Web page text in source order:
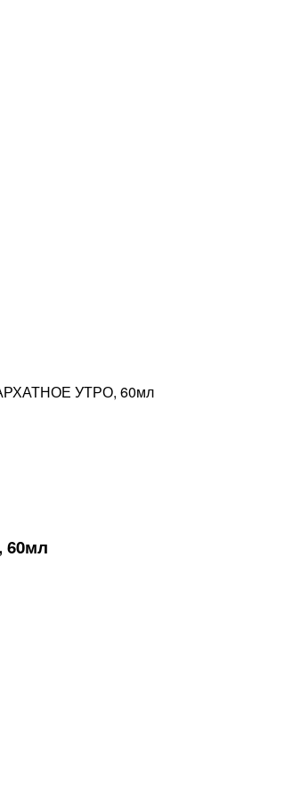
УТРО, 60мл
60мл